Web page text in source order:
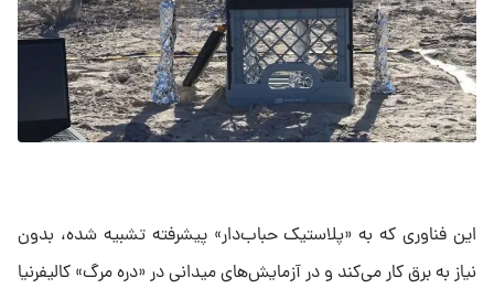
این فناوری که به «پلاستیک حباب‌دار» پیشرفته تشبیه شده، بدون
نیاز به برق کار می‌کند و در آزمایش‌های میدانی در «دره مرگ» کالیفرنیا